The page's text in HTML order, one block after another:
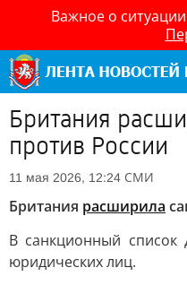
Важное о
Британия
против России
11 мая 2026, 12:24 СМИ
Британия расширила
В санкционный список
юридических лиц.